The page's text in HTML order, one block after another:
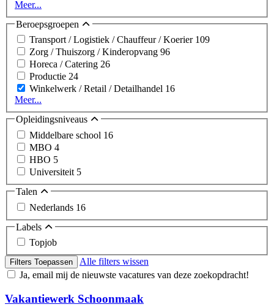
Meer...
Beroepsgroepen
Transport / Logistiek / Chauffeur / Koerier 109
Zorg / Thuiszorg / Kinderopvang 96
Horeca / Catering 26
Productie 24
Winkelwerk / Retail / Detailhandel 16
Meer...
Opleidingsniveaus
Middelbare school 16
MBO 4
HBO 5
Universiteit 5
Talen
Nederlands 16
Labels
Topjob
Filters Toepassen
Alle filters wissen
Ja, email mij de nieuwste vacatures van deze zoekopdracht!
Vakantiewerk Schoonmaak